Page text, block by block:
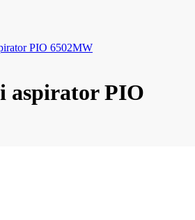
PIO 6502MW
aspirator PIO